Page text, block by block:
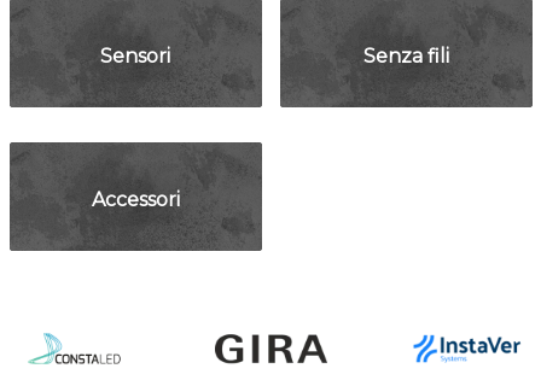
Sensori Senza fili
Accessori